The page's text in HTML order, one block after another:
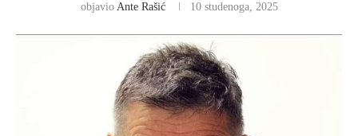
objavio Ante Rašić 10 studenoga, 2025